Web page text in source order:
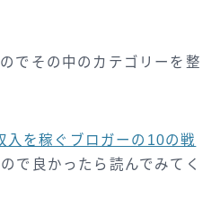
でその中のカテゴリーを整
を稼ぐブロガーの10の戦
で良かったら読んでみてく